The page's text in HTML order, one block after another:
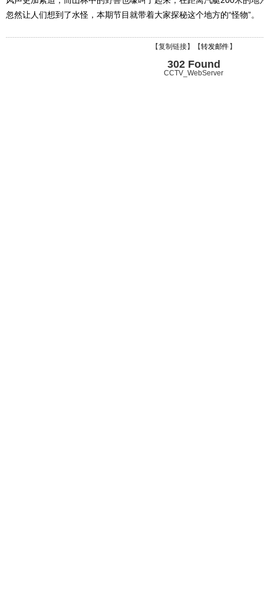
忽然让人们想到了水怪，本期节目就带着大家探秘这个地方的“怪物”。
【复制链接】【转发邮件 】
302 Found
CCTV_WebServer